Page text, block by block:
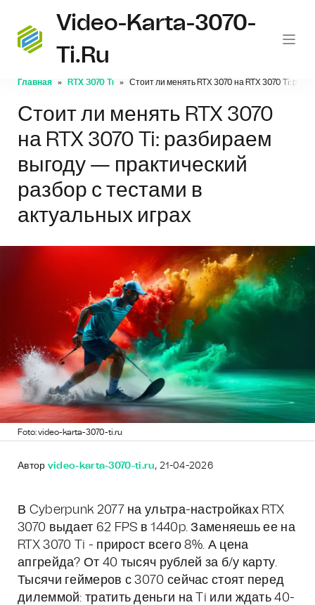
Video-Karta-3070-
Ti.ru
Главная RTX 3070 Ti Стоит ли менять RTX 3070 на RTX 3070 Ti:
Стоит ли менять RTX 3070
на RTX 3070 Ti: разбираем
выгоду — практический
разбор с тестами в
актуальных играх
Foto: video-karta-3070-ti.ru
Автор video-karta-3070-ti.ru, 21-04-2026
В Cyberpunk 2077 на ультра-настройках RTX
3070 выдает 62 FPS в 1440p. Заменяешь ее на
RTX 3070 Ti - прирост всего 8%. А цена
апгрейда? От 40 тысяч рублей за б/у карту.
Тысячи геймеров с 3070 сейчас стоят перед
дилеммой: тратить деньги на Ti или ждать 40-